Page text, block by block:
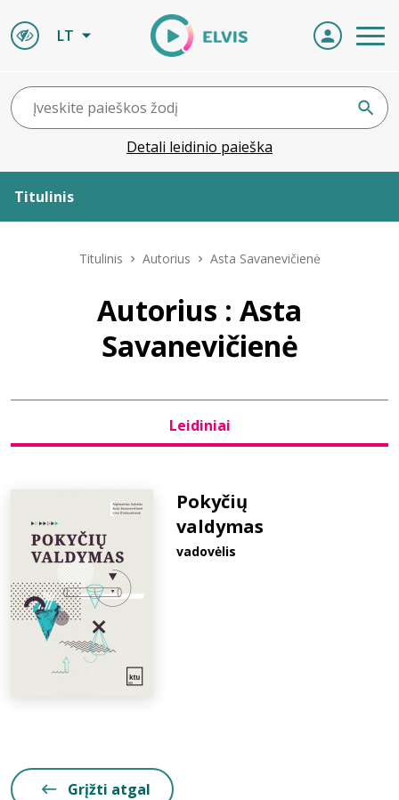
LT
Detali leidinio paieška
Titulinis
ELVIS atvyksta
Naujienos
Bibliotekoms
Titulinis Autorius Asta Savanevičienė
Autorius : Asta
Savanevičienė
Leidiniai
Pokyčių
valdymas
vadovėlis
Grįžti atgal